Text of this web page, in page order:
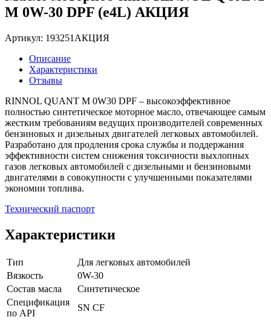
M 0W-30 DPF (e4L) АКЦИЯ
Артикул: 193251АКЦИЯ
Описание
Характеристики
Отзывы
RINNOL QUANT M 0W30 DPF – высокоэффективное
полностью синтетическое моторное масло, отвечающее самым
жестким требованиям ведущих производителей современных
бензиновых и дизельных двигателей легковых автомобилей.
Разработано для продления срока службы и поддержания
эффективности систем снижения токсичности выхлопных
газов легковых автомобилей с дизельными и бензиновыми
двигателями в совокупности с улучшенными показателями
экономии топлива.
Технический паспорт
Характеристики
Тип
Для легковых автомобилей
Вязкость
0W-30
Состав масла
Синтетическое
Спецификация
по API
SN CF